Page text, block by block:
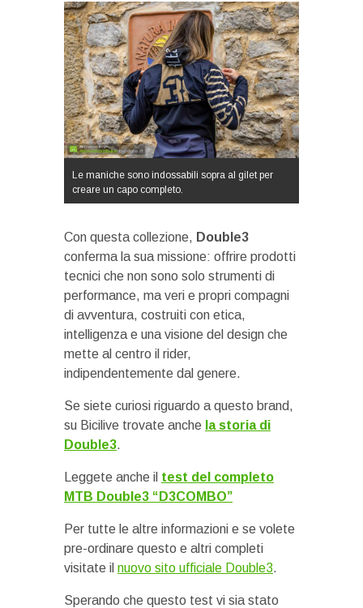
Le maniche sono indossabili sopra al gilet per
creare un capo completo.
Con questa collezione, Double3
conferma la sua missione: offrire prodotti
tecnici che non sono solo strumenti di
performance, ma veri e propri compagni
di avventura, costruiti con etica,
intelligenza e una visione del design che
mette al centro il rider,
indipendentemente dal genere.
Se siete curiosi riguardo a questo brand,
su Bicilive trovate anche la storia di
Double3.
Leggete anche il test del completo
MTB Double3 “D3COMBO”
Per tutte le altre informazioni e se volete
pre-ordinare questo e altri completi
visitate il nuovo sito ufficiale Double3.
Sperando che questo test vi sia stato